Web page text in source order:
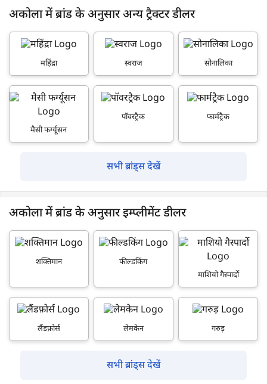
अकोला में ब्रांड के अनुसार अन्य ट्रैक्टर डीलर
महिंद्रा स्वराज सोनालिका
मैसी फर्ग्यूसन
पॉवरट्रैक फार्मट्रैक
सभी ब्रांड्स देखें
अकोला में ब्रांड के अनुसार इम्प्लीमेंट डीलर
शक्तिमान
फील्डकिंग
माशियो गैस्पार्दो
लैंडफ़ोर्स लेमकेन गरुड़
सभी ब्रांड्स देखें